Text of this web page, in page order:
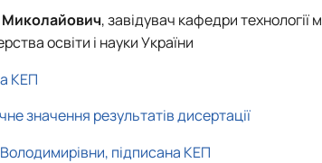
, завідувач кафедри технології
освіти і науки України
КЕП
значення результатів дисертації
підписана КЕП